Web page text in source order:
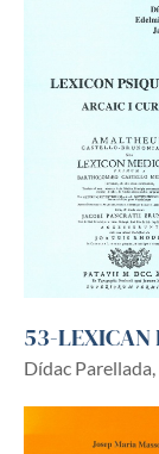
53-LEXICAN
Dídac